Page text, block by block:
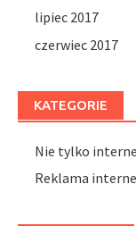
lipiec 2017
czerwiec 2017
KATEGORIE
Nie tylko
Reklama